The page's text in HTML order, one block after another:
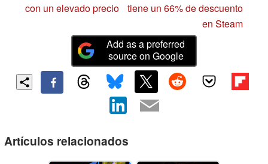
con un elevado precio
tiene un 66% de descuento
en Steam
Add as a preferred
source on Google
Artículos relacionados